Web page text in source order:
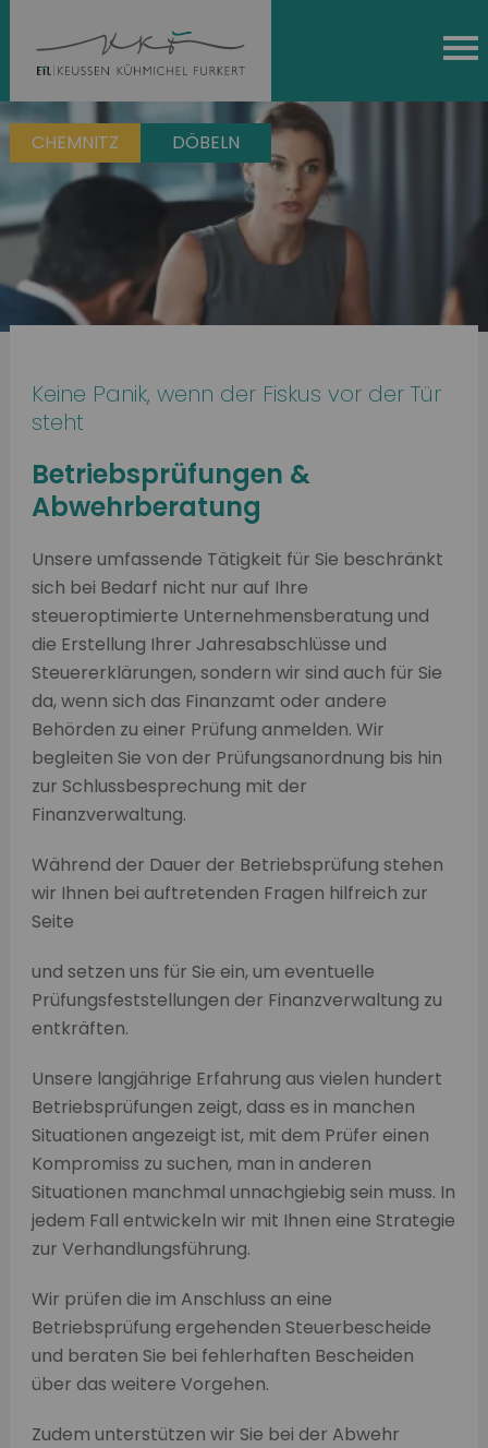
CHEMNITZ DÖBELN
Keine Panik, wenn der Fiskus vor der Tür
steht
Betriebsprüfungen &
Abwehrberatung
Unsere umfassende Tätigkeit für Sie beschränkt
sich bei Bedarf nicht nur auf Ihre
steueroptimierte Unternehmensberatung und
die Erstellung Ihrer Jahresabschlüsse und
Steuererklärungen, sondern wir sind auch für Sie
da, wenn sich das Finanzamt oder andere
Behörden zu einer Prüfung anmelden. Wir
begleiten Sie von der Prüfungsanordnung bis hin
zur Schlussbesprechung mit der
Finanzverwaltung.
Während der Dauer der Betriebsprüfung stehen
wir Ihnen bei auftretenden Fragen hilfreich zur
Seite
und setzen uns für Sie ein, um eventuelle
Prüfungsfeststellungen der Finanzverwaltung zu
entkräften.
Unsere langjährige Erfahrung aus vielen hundert
Betriebsprüfungen zeigt, dass es in manchen
Situationen angezeigt ist, mit dem Prüfer einen
Kompromiss zu suchen, man in anderen
Situationen manchmal unnachgiebig sein muss. In
jedem Fall entwickeln wir mit Ihnen eine Strategie
zur Verhandlungsführung.
Wir prüfen die im Anschluss an eine
Betriebsprüfung ergehenden Steuerbescheide
und beraten Sie bei fehlerhaften Bescheiden
über das weitere Vorgehen.
Zudem unterstützen wir Sie bei der Abwehr